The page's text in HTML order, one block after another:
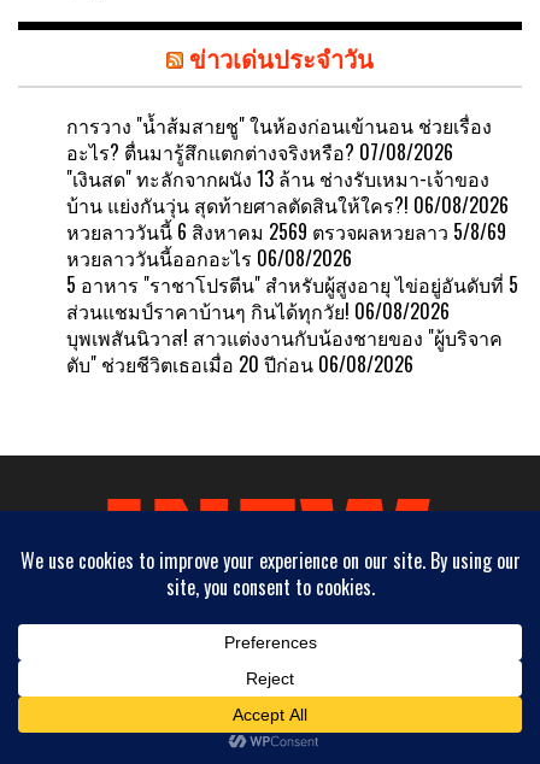
ข่าวเด่นประจำวัน
การวาง "น้ำส้มสายชู" ในห้องก่อนเข้านอน ช่วยเรื่อง
อะไร? ตื่นมารู้สึกแตกต่างจริงหรือ? 07/08/2026
"เงินสด" ทะลักจากผนัง 13 ล้าน ช่างรับเหมา-เจ้าของ
บ้าน แย่งกันวุ่น สุดท้ายศาลตัดสินให้ใคร?! 06/08/2026
หวยลาววันนี้ 6 สิงหาคม 2569 ตรวจผลหวยลาว 5/8/69
หวยลาววันนี้ออกอะไร 06/08/2026
5 อาหาร "ราชาโปรตีน" สำหรับผู้สูงอายุ ไข่อยู่อันดับที่ 5
ส่วนแชมป์ราคาบ้านๆ กินได้ทุกวัย! 06/08/2026
บุพเพสันนิวาส! สาวแต่งงานกับน้องชายของ "ผู้บริจาค
ตับ" ช่วยชีวิตเธอเมื่อ 20 ปีก่อน 06/08/2026